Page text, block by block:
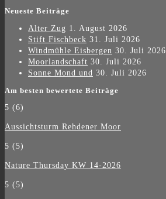
Neueste Beiträge
Alter Zug 1. August 2026
Stift Fischbeck 31. Juli 2026
Windmühle Eisbergen 30. Juli 2026
Moorlandschaft 30. Juli 2026
Sonne Mond und 30. Juli 2026
Am besten bewertete Beiträge
5 (6)
Aussichtsturm Rehdener Moor
5 (5)
Nature Thursday KW 14-2026
5 (5)